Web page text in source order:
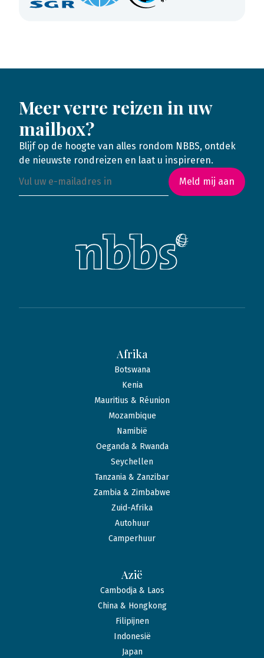
Meer verre reizen in uw
mailbox?
Blijf op de hoogte van alles rondom NBBS, ontdek
de nieuwste rondreizen en laat u inspireren.
Meld mij aan
Afrika
Botswana
Kenia
Mauritius & Réunion
Mozambique
Namibië
Oeganda & Rwanda
Seychellen
Tanzania & Zanzibar
Zambia & Zimbabwe
Zuid-Afrika
Autohuur
Camperhuur
Azië
Cambodja & Laos
China & Hongkong
Filipijnen
Indonesië
Japan